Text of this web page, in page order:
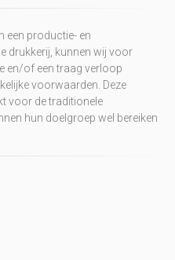
een productie- en
drukkerij, kunnen wij voor
en/of een traag verloop
voorwaarden. Deze
voor de traditionele
hun doelgroep wel bereiken